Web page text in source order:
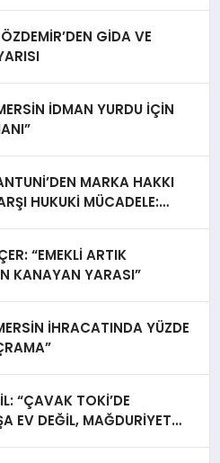
GİDA VE
İDMAN YURDU İÇİN
MARKA HAKKI
HUKUKİ MÜCADELE:
“EMEKLİ ARTIK
KANAYAN YARASI”
İHRACATINDA YÜZDE
“ÇAVAK TOKİ’DE
EV DEĞİL, MAĞDURİYET